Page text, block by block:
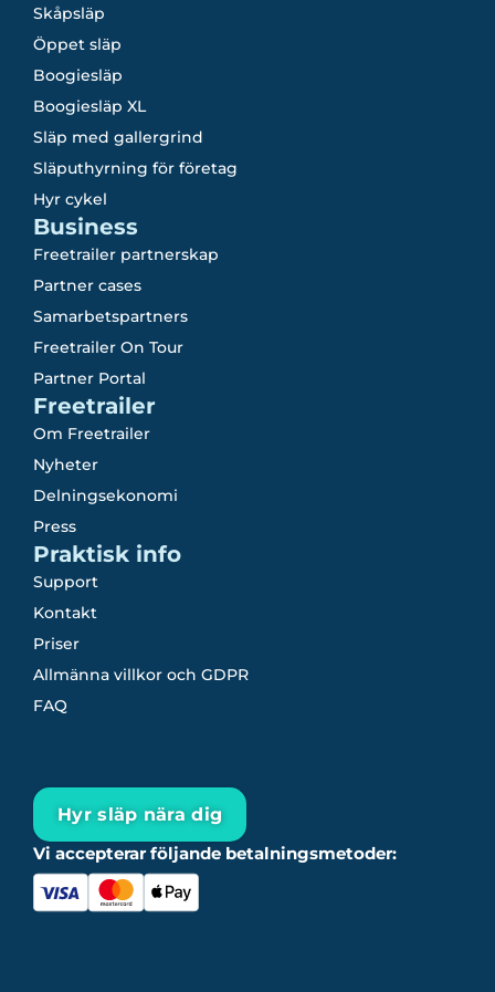
Skåpsläp
Öppet släp
Boogiesläp
Boogiesläp XL
Släp med gallergrind
Släputhyrning för företag
Hyr cykel
Business
Freetrailer partnerskap
Partner cases
Samarbetspartners
Freetrailer On Tour
Partner Portal
Freetrailer
Om Freetrailer
Nyheter
Delningsekonomi
Press
Praktisk info
Support
Kontakt
Priser
Allmänna villkor och GDPR
FAQ
Hyr släp nära dig
Vi accepterar följande betalningsmetoder: